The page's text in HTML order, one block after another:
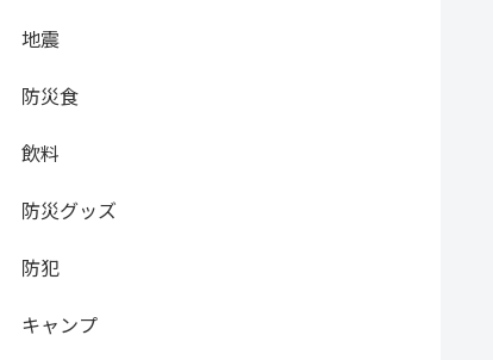
地震
防災食
飲料
防災グッズ
防犯
キャンプ